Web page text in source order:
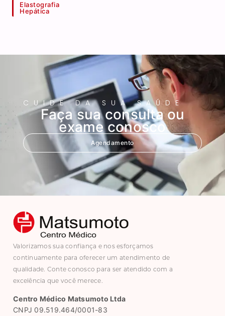
Elastografia
Hepática
CUIDE DA SUA SAÚDE
Faça sua consulta ou
exame conosco
Agendamento
Valorizamos sua confiança e nos esforçamos
continuamente para oferecer um atendimento de
qualidade. Conte conosco para ser atendido com a
excelência que você merece.
Centro Médico Matsumoto Ltda
CNPJ 09.519.464/0001-83